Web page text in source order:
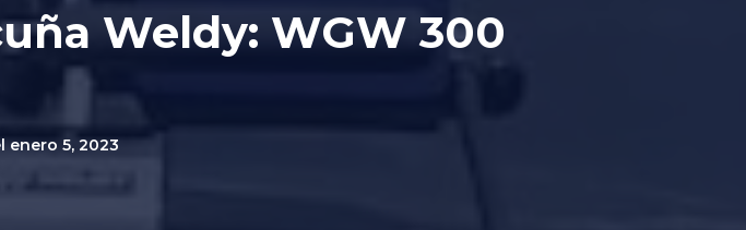
Weldy: WGW 300
enero 5, 2023